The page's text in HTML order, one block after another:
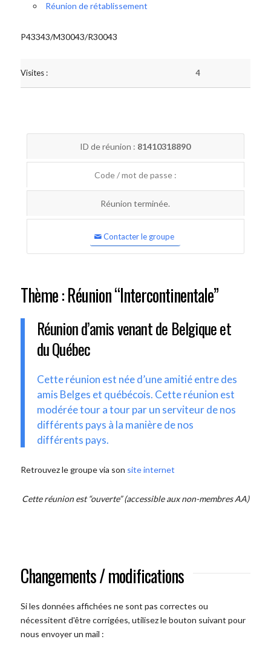
Réunion de rétablissement
P43343/M30043/R30043
Visites : 4
ID de réunion : 81410318890
Code / mot de passe :
Réunion terminée.
Contacter le groupe
Thème : Réunion “Intercontinentale”
Réunion d’amis venant de Belgique et
du Québec
Cette réunion est née d’une amitié entre des
amis Belges et québécois. Cette réunion est
modérée tour a tour par un serviteur de nos
différents pays à la manière de nos
différents pays.
Retrouvez le groupe via son site internet
Cette réunion est “ouverte” (accessible aux non-membres AA)
Changements / modifications
Si les données affichées ne sont pas correctes ou
nécessitent d'être corrigées, utilisez le bouton suivant pour
nous envoyer un mail :